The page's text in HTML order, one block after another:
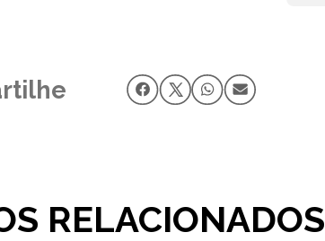
RELACIONADOS